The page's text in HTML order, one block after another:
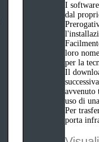
I
dal
loro
per la
Il
avvenuto
uso di
Per
porta